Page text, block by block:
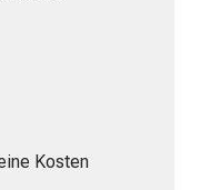
Kosten